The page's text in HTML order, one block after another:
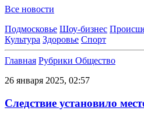
Все новости
Подмосковье Шоу-бизнес
Культура Здоровье Спорт
Главная Рубрики Общество
26 января 2025, 02:57
​Следствие установило